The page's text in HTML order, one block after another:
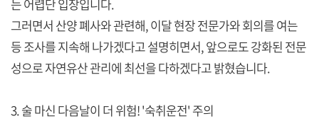
는 어렵단 입장입니다.
그러면서 산양 폐사와 관련해, 이달 현장 전문가와 회의를 여는
등 조사를 지속해 나가겠다고 설명히면서, 앞으로도 강화된 전문
성으로 자연유산 관리에 최선을 다하겠다고 밝혔습니다.
3. 술 마신 다음날이 더 위험! '숙취운전' 주의